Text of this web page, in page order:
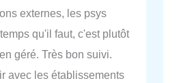
externes, les psys
qu'il faut, c'est plutôt
géré. Très bon suivi.
avec les établissements